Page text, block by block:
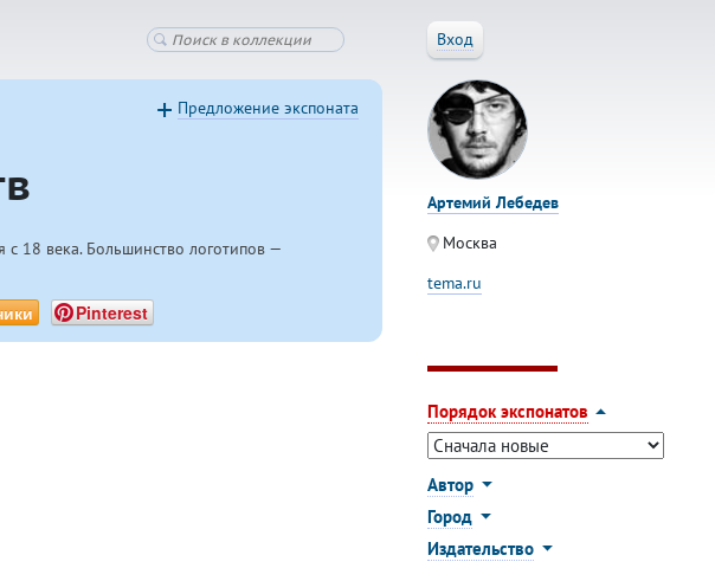
Вход
с 18 века. Большинство логотипов —
Pinterest
Предложение экспоната
Артемий Лебедев
Москва
tema.ru
Порядок экспонатов
Автор
Город
Издательство